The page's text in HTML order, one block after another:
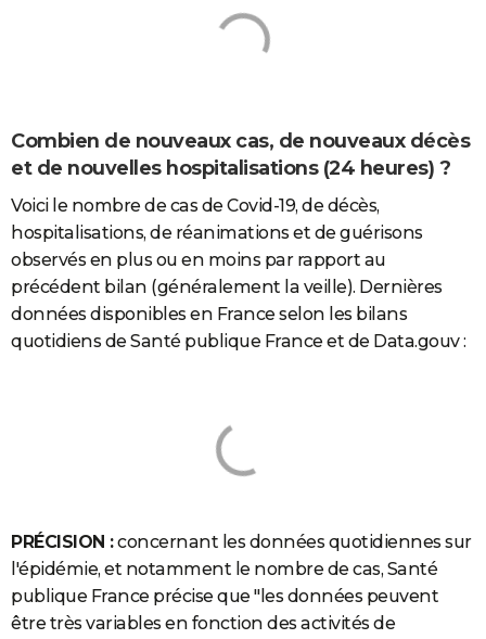
Combien de nouveaux cas, de nouveaux décès
et de nouvelles hospitalisations (24 heures) ?
Voici le nombre de cas de Covid-19, de décès,
hospitalisations, de réanimations et de guérisons
observés en plus ou en moins par rapport au
précédent bilan (généralement la veille). Dernières
données disponibles en France selon les bilans
quotidiens de Santé publique France et de Data.gouv :
PRÉCISION :concernant les données quotidiennes sur
l'épidémie, et notamment le nombre de cas, Santé
publique France précise que "les données peuvent
être très variables en fonction des activités de